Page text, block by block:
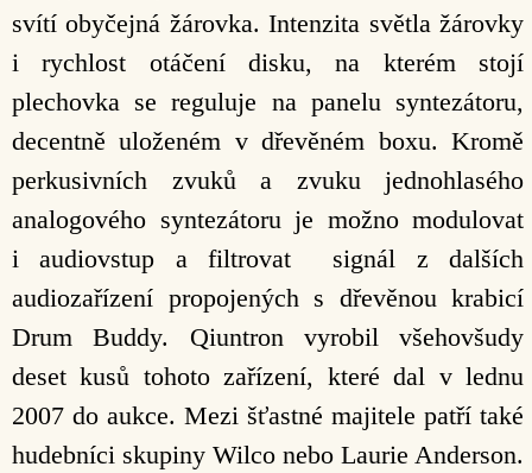
svítí obyčejná žárovka. Intenzita světla žárovky
i rychlost otáčení disku, na kterém stojí
plechovka se reguluje na panelu syntezátoru,
decentně uloženém v dřevěném boxu. Kromě
perkusivních zvuků a zvuku jednohlasého
analogového syntezátoru je možno modulovat
i audiovstup a filtrovat signál z dalších
audiozařízení propojených s dřevěnou krabicí
Drum Buddy. Qiuntron vyrobil všehovšudy
deset kusů tohoto zařízení, které dal v lednu
2007 do aukce. Mezi šťastné majitele patří také
hudebníci skupiny Wilco nebo Laurie Anderson.